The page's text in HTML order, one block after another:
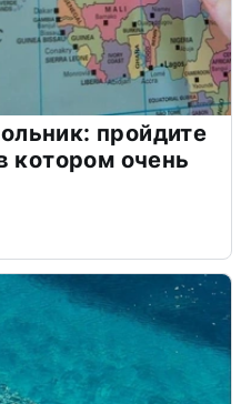
пройдите
котором очень